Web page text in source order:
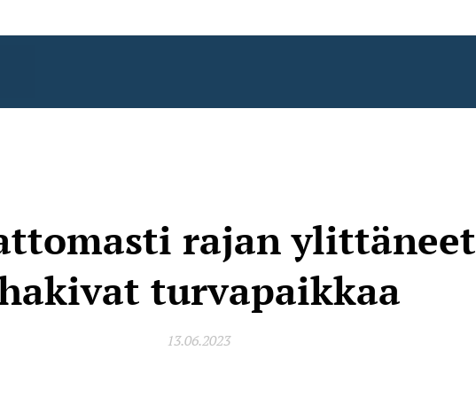
rajan ylittäneet
turvapaikkaa
13.06.2023